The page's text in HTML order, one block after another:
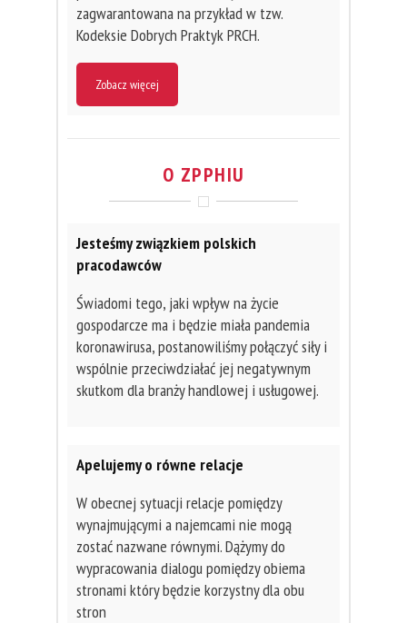
zagwarantowana na przykład w tzw.
Kodeksie Dobrych Praktyk PRCH.
Zobacz więcej
O ZPPHIU
Jesteśmy związkiem polskich
pracodawców
Świadomi tego, jaki wpływ na życie
gospodarcze ma i będzie miała pandemia
koronawirusa, postanowiliśmy połączyć siły i
wspólnie przeciwdziałać jej negatywnym
skutkom dla branży handlowej i usługowej.
Apelujemy o równe relacje
W obecnej sytuacji relacje pomiędzy
wynajmującymi a najemcami nie mogą
zostać nazwane równymi. Dążymy do
wypracowania dialogu pomiędzy obiema
stronami który będzie korzystny dla obu
stron